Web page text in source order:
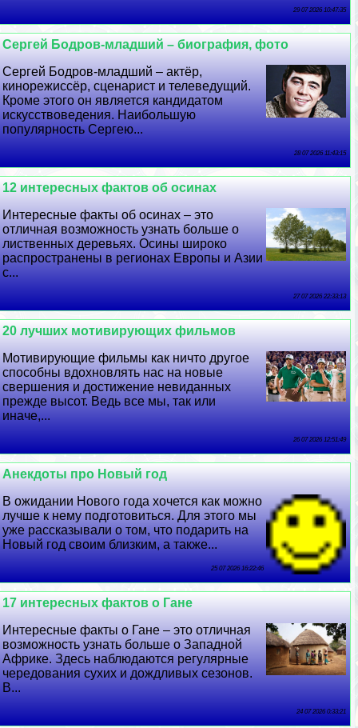
29 07 2026 10:47:35
Сергeй Бодров-младший – биография, фото
Сергeй Бодров-младший – актёр,
кинорежиссёр, сценарист и телеведущий.
Кроме этого он является кандидатом
искусствоведения. Наибольшую
популярность Сергею...
28 07 2026 11:43:15
12 интересных фактов об осинах
Интересные факты об осинах – это
отличная возможность узнать больше о
лиственных деревьях. Осины широко
распространены в регионах Европы и Азии
с...
27 07 2026 22:33:13
20 лучших мотивирующих фильмов
Мотивирующие фильмы как ничто другое
способны вдохновлять нас на новые
свершения и достижение невиданных
прежде высот. Ведь все мы, так или
иначе,...
26 07 2026 12:51:49
Анекдоты про Новый год
В ожидании Нового года хочется как можно
лучше к нему подготовиться. Для этого мы
уже рассказывали о том, что подарить на
Новый год своим близким, а также...
25 07 2026 16:22:46
17 интересных фактов о Гане
Интересные факты о Гане – это отличная
возможность узнать больше о Западной
Африке. Здесь наблюдаются регулярные
чередования сухих и дождливых сезонов.
В...
24 07 2026 0:33:21